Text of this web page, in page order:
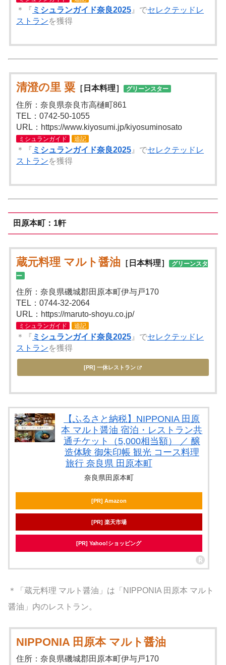
＊『 ミシュランガイド奈良2025 』でセレクテッドレ
ストランを獲得
清澄の里 粟 ［日本料理］ グリーンスター
住所：奈良県奈良市高樋町861
TEL：0742-50-1055
URL：https://www.kiyosumi.jp/kiyosuminosato
ミシュランガイド 追記
＊『 ミシュランガイド奈良2025 』でセレクテッドレ
ストランを獲得
田原本町：1軒
蔵元料理 マルト醤油 ［日本料理］ グリーンスタ
ー
住所：奈良県磯城郡田原本町伊与戸170
TEL：0744-32-2064
URL：https://maruto-shoyu.co.jp/
ミシュランガイド 追記
＊『 ミシュランガイド奈良2025 』でセレクテッドレ
ストランを獲得
[PR] 一休レストラン
【ふるさと納税】NIPPONIA 田原
本 マルト醤油 宿泊・レストラン共
通チケット（5,000相当額） ／ 醸
造体験 御朱印帳 観光 コース料理
旅行 奈良県 田原本町
奈良県田原本町
[PR] Amazon
[PR] 楽天市場
[PR] Yahoo!ショッピング
＊「蔵元料理 マルト醤油」は「NIPPONIA 田原本 マルト
醤油」内のレストラン。
NIPPONIA 田原本 マルト醤油
住所：奈良県磯城郡田原本町伊与戸170